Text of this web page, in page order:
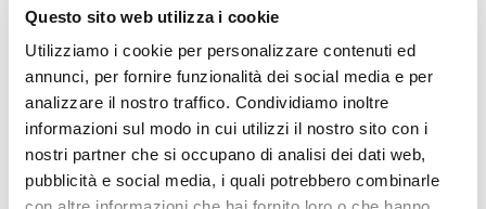
Questo sito web utilizza i cookie
Utilizziamo i cookie per personalizzare contenuti ed
annunci, per fornire funzionalità dei social media e per
analizzare il nostro traffico. Condividiamo inoltre
informazioni sul modo in cui utilizzi il nostro sito con i
nostri partner che si occupano di analisi dei dati web,
pubblicità e social media, i quali potrebbero combinarle
530,00 CHF
PRODOTTO